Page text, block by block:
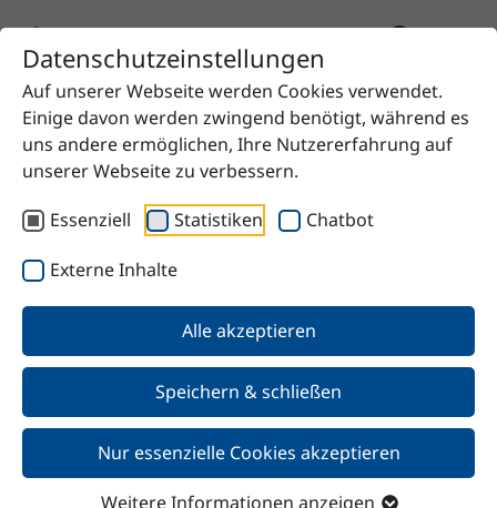
Datenschutzeinstellungen
Auf unserer Webseite werden Cookies verwendet.
Einige davon werden zwingend benötigt, während es
uns andere ermöglichen, Ihre Nutzererfahrung auf
unserer Webseite zu verbessern.
Essenziell
Statistiken Chatbot
Externe Inhalte
Alle akzeptieren
Speichern & schließen
Nur essenzielle Cookies akzeptieren
Weitere Informationen anzeigen
Startseite
Produkt
Magnesiumchlorid in Schuppen
Zurück
Magnesiumchlorid in
Schuppen